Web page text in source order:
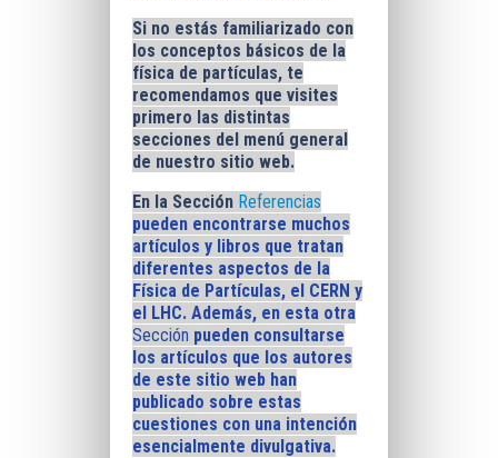
Si no estás familiarizado con
los conceptos básicos de la
física de partículas, te
recomendamos que visites
primero las distintas
secciones del menú general
de nuestro sitio web.
En la Sección Referencias
pueden encontrarse muchos
artículos y libros que tratan
diferentes aspectos de la
Física de Partículas, el CERN y
el LHC. Además, en esta otra
Sección pueden consultarse
los artículos que los autores
de este sitio web han
publicado sobre estas
cuestiones con una intención
esencialmente divulgativa.